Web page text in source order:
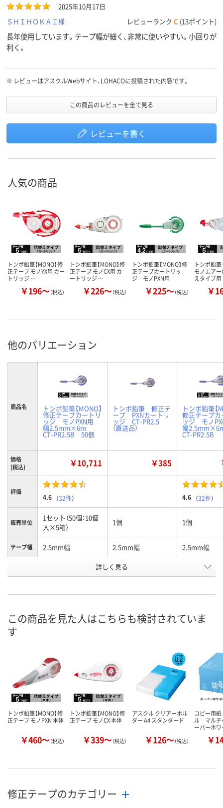
2025年10月17日
ＳＨＩＨＯＫＡＩ様
レビューランク C (13ポイント)
長年使用しています。テープ幅が細く、非常に使いやすい。小回りが
利く。
※ レビューはアスクルWebサイト、LOHACOに投稿された内容です。
この商品のレビューを全て見る
レビューを書く
人気の商品
トンボ鉛筆【MONO】修
正テープ モノYX用 カー
トリッジ …
￥196～（税込）
トンボ鉛筆【MONO】修
正テープ モノCX用 カ
ートリッジ …
￥226～（税込）
トンボ鉛筆【MONO】修
正テープカートリッ
ジ モノPXN用
￥225～（税込）
トンボ鉛
モノエアー
えタイプ
￥
他のバリエーション
商品名 トンボ鉛筆【MONO】
修正テープカートリ
ッジ モノPXN用
幅2.5mm×6m
CT-PR2.5B 50個
トンボ鉛筆 修正テ
ープ PXNカートリ
ッジ CT-PR2.5
（直送品）
トンボ鉛筆【
修正テープカ
ッジ モノ
幅
CT-PR2.5B
価格
(税込)
￥10,711 ￥385
評価
4.6 （32件） 4.6 （32件）
販売単位
1セット（50個：10個
入×5箱）
1個 1個
テープ幅 2.5mm幅 2.5mm幅 2.5mm幅
バイオレット バイオレット
号
お届け日
数量
カゴへ カゴへ
数量
カ
詳しく見る
この商品を見た人はこちらも検討されていま
す
トンボ鉛筆【MONO】修
正テープ モノPXN 本体
￥460～（税込）
トンボ鉛筆【MONO】修
正テープ モノCX 本体
￥339～（税込）
アスクル クリアーホル
ダー A4 スタンダード
￥126～（税込）
コピー用
ル マルチ
ーパーホワ
￥
修正テープのカテゴリー